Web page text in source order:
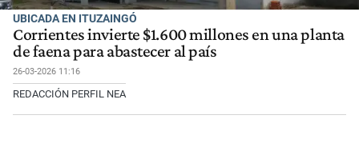
UBICADA EN ITUZAINGÓ
Corrientes invierte $1.600 millones en una planta
de faena para abastecer al país
26-03-2026 11:16
REDACCIÓN PERFIL NEA